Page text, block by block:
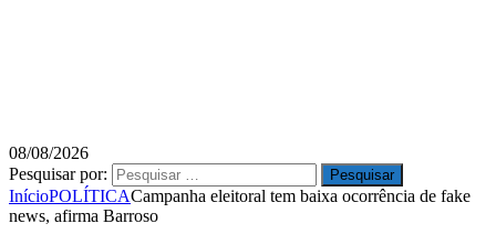
08/08/2026
Pesquisar por:
InícioPOLÍTICACampanha eleitoral tem baixa ocorrência de fake
news, afirma Barroso